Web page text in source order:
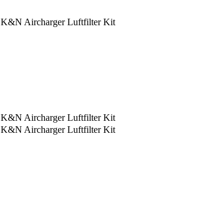
K&N Aircharger Luftfilter Kit
K&N Aircharger Luftfilter Kit
K&N Aircharger Luftfilter Kit